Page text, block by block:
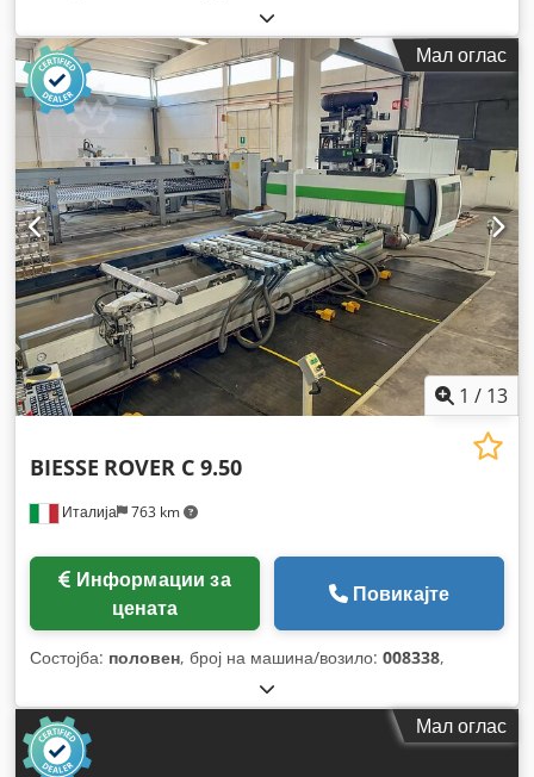
Мал оглас
1 / 13
Италија 763 km
BIESSE ROVER C 9.50
цената
Повикајте
Состојба: половен, број на машина/возило: 008338,
Мал оглас